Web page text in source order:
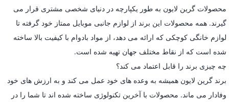
محصولات گرین لایون به طور یکپارچه در دنیای شخصی مشتری قرار می
گیرند. همه محصولات این برند از لوازم جانبی موبایل ممتاز خود گرفته تا
لوازم خانگی کوچکی که ارائه می دهد، از مواد بادوام با کیفیت بالا ساخته
شده است که از نقاط مختلف جهان تهیه شده است.
چه چیزی برند را قابل اعتماد می کند؟
برند گرین لایون همیشه به وعده های خود عمل می کند و به ارزش های خود
وفادار می ماند. محصولات با آخرین تکنولوژی ساخته شده اند تا شما را در